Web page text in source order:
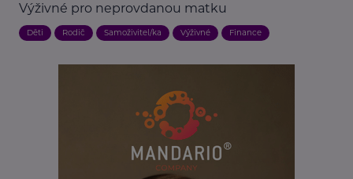
Výživné pro neprovdanou matku
Děti Rodič Samoživitel/ka Výživné Finance